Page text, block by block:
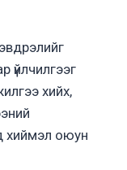
үйлчилгээг
хийх,
хиймэл оюун